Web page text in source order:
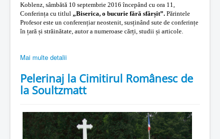
Koblenz, sâmbătă 10 septembrie 2016 începând cu ora 11,
Conferința cu titlul „Biserica, o bucurie fără sfârșit”. Părintele
Profesor este un conferențiar neostenit, susținând sute de conferințe
în țară și străinătate, autor a numeroase cărți, studii și articole.
Mai multe detalii
Pelerinaj la Cimitirul Românesc de
la Soultzmatt